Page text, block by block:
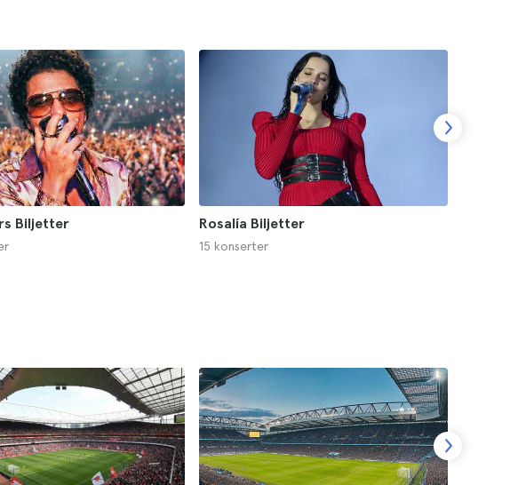
Biljetter Rosalía Biljetter
15 konserter